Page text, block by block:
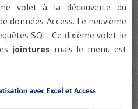
volet à la découverte du
données Access. Le neuvième
SQL. Ce dixième volet le
jointures mais le menu est